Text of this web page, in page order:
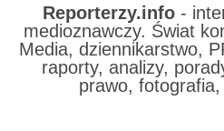
Reporterzy.info-
medioznawczy. Świat
Media, dziennikarstwo,
raporty, analizy,
prawo,